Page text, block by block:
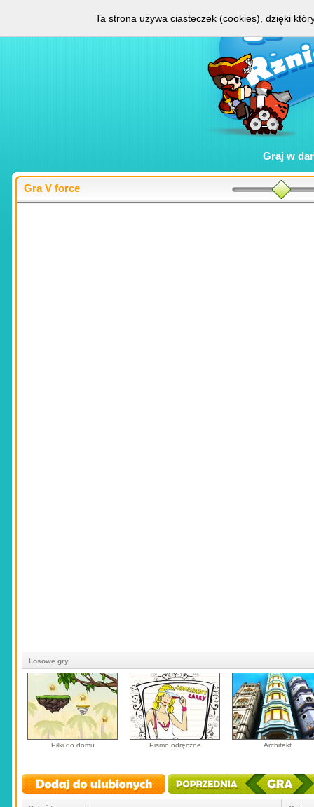
Graj w
Gra V force
Losowe gry
Piłki do domu Pismo odręczne Architekt
Ta strona używa ciasteczek (cookies), dzięki